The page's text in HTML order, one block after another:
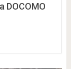
DOCOMO